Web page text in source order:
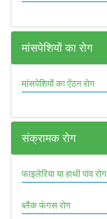
मांसपेशियों का रोग
मांसपेशियों का ऐंठन रोग
संक्रामक रोग
फाइलेरिया या हाथी पांव रोग
ब्लैक फंगस रोग